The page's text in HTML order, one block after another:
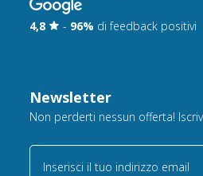
4,8 - 96% di feedback positivi
Newsletter
Non perderti nessun offerta!
Inserisci il tuo indirizzo email